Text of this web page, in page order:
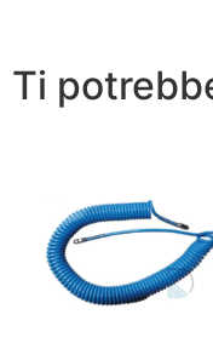
Ti